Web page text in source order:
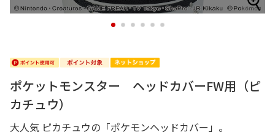
1 2 3 4 5 6
ポケットモンスター ヘッドカバーFW用（ピ
カチュウ）
大人気 ピカチュウの「ポケモンヘッドカバー」。